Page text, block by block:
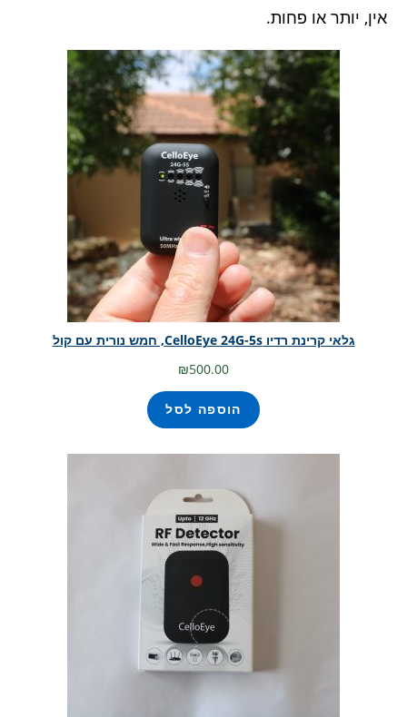
אין, יותר או פחות.
גלאי קרינת רדיו CelloEye 24G-5s, חמש נורית עם קול
₪500.00
הוספה לסל